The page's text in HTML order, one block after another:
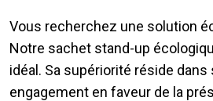
Vous recherchez une solution
Notre sachet stand-up
idéal. Sa supériorité réside dans
engagement en faveur de la